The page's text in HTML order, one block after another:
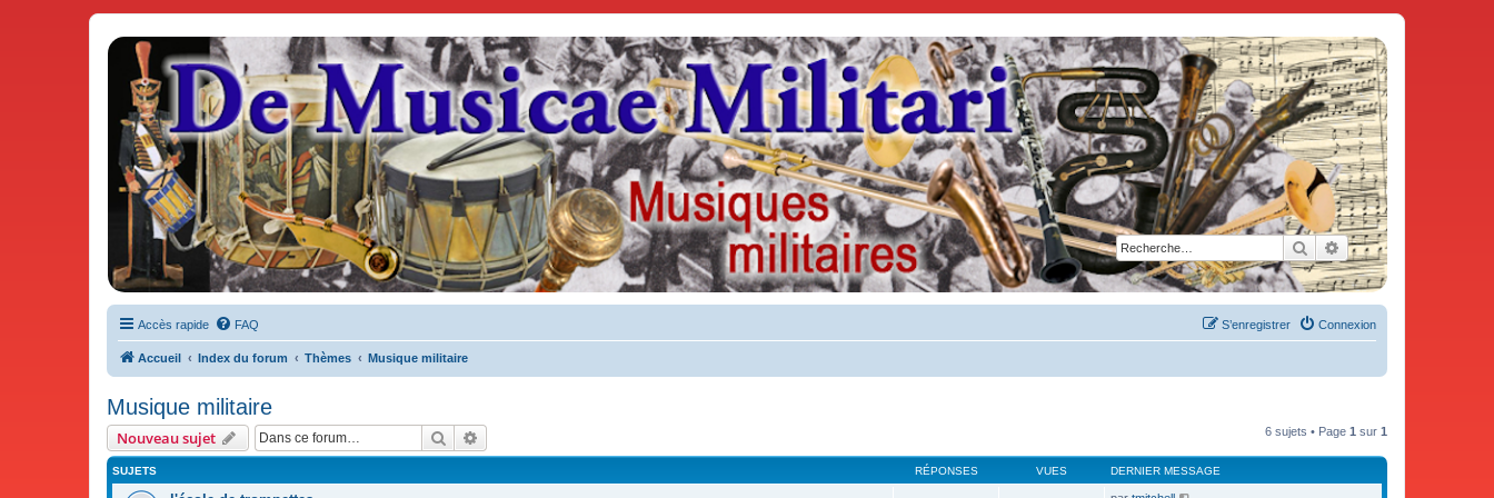
Rechercher
Recherche avancée
De Musicae Militari - Forums
Forums de discussions
Accès rapide FAQ Connexion
S’enregistrer
Accueil Index du forum Thèmes Musique militaire
Musique militaire
Nouveau sujet Rechercher 6 sujets • Page 1 sur 1
SUJETS RÉPONSES VUES DERNIER MESSAGE